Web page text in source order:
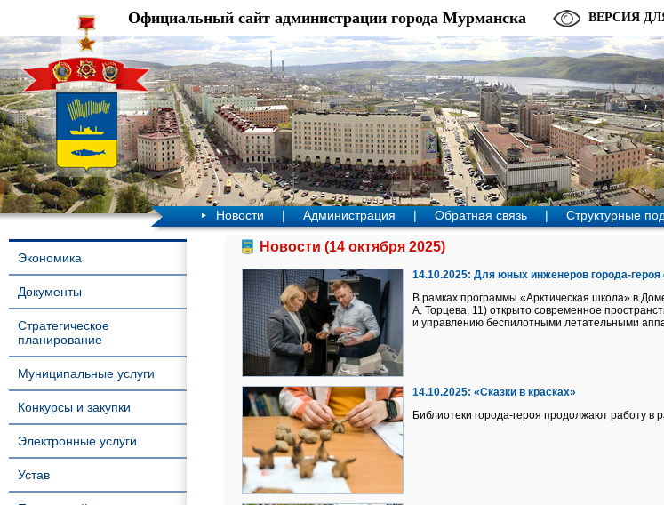
Официальный сайт администрации города Мурманска ВЕРСИЯ
Новости | Администрация | Обратная связь | Структурные
Экономика
Документы
Стратегическое
планирование
Муниципальные услуги
Конкурсы и закупки
Электронные услуги
Устав
Новости (14 октября 2025)
14.10.2025: Для юных инженеров города-героя
В рамках программы «Арктическая школа» в
А. Торцева, 11) открыто современное
и управлению беспилотными летательными
14.10.2025: «Сказки в красках»
Библиотеки города-героя продолжают работу